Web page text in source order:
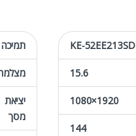
KE-52EE213SD
15.6
1920×1080
144
יציאת
מסך